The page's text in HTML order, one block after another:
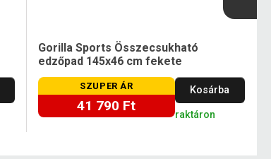
Gorilla Sports Összecsukható
edzőpad 145x46 cm fekete
SZUPER ÁR
41 790 Ft
Kosárba
raktáron